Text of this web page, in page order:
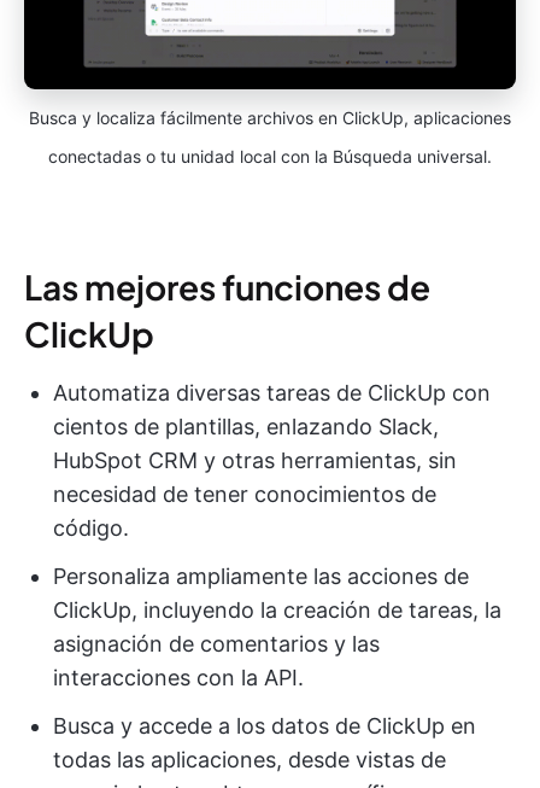
Busca y localiza fácilmente archivos en ClickUp, aplicaciones
conectadas o tu unidad local con la Búsqueda universal.
Las mejores funciones de
ClickUp
Automatiza diversas tareas de ClickUp con
cientos de plantillas, enlazando Slack,
HubSpot CRM y otras herramientas, sin
necesidad de tener conocimientos de
código.
Personaliza ampliamente las acciones de
ClickUp, incluyendo la creación de tareas, la
asignación de comentarios y las
interacciones con la API.
Busca y accede a los datos de ClickUp en
todas las aplicaciones, desde vistas de